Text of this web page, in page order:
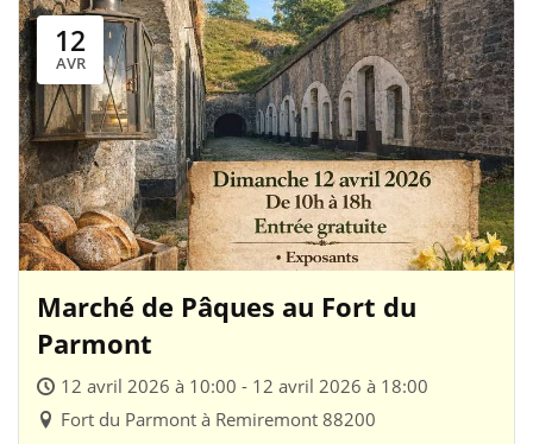
12
AVR
Marché de Pâques au Fort du
Parmont
12 avril 2026 à 10:00 - 12 avril 2026 à 18:00
Fort du Parmont à Remiremont 88200